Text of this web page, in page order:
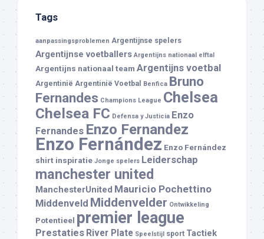
Tags
aanpassingsproblemen Argentijnse spelers
Argentijnse voetballers Argentijns nationaal elftal
Argentijns nationaal team Argentijns voetbal
Argentinië Argentinië Voetbal Benfica Bruno
Fernandes Champions League Chelsea
Chelsea FC Defensa y Justicia Enzo
Fernandes Enzo Fernandez
Enzo Fernández Enzo Fernández
shirt inspiratie Jonge spelers Leiderschap
manchester united
ManchesterUnited Mauricio Pochettino
Middenveld Middenvelder Ontwikkeling
Potentieel premier league
Prestaties River Plate Speelstijl sport Tactiek